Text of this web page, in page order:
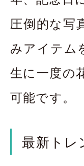
圧倒的な写
みアイテム
生に一度の
可能です。
最新トレ